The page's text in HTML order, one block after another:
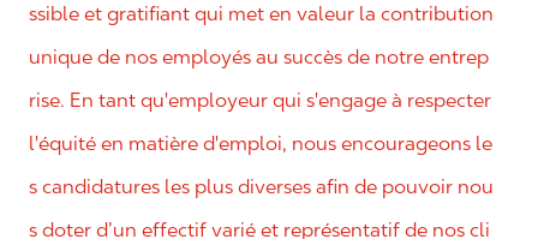
ssible et gratifiant qui met en valeur la contribution
unique de nos employés au succès de notre entrep
rise. En tant qu'employeur qui s'engage à respecter
l'équité en matière d'emploi, nous encourageons le
s candidatures les plus diverses afin de pouvoir nou
s doter d’un effectif varié et représentatif de nos cli